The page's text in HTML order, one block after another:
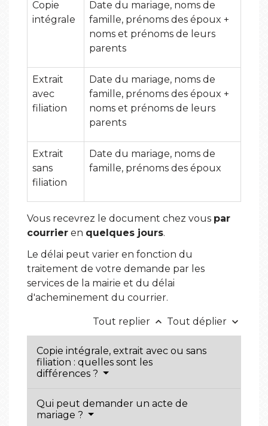
Copie
intégrale
Date du mariage, noms de
famille, prénoms des époux +
noms et prénoms de leurs
parents
Extrait
avec
filiation
Date du mariage, noms de
famille, prénoms des époux +
noms et prénoms de leurs
parents
Extrait
sans
filiation
Date du mariage, noms de
famille, prénoms des époux
Vous recevrez le document chez vous par
courrier en quelques jours.
Le délai peut varier en fonction du
traitement de votre demande par les
services de la mairie et du délai
d'acheminement du courrier.
Tout replier keyboard_arrow_up Tout déplier keyboard_arrow_down
Copie intégrale, extrait avec ou sans
filiation : quelles sont les
différences ?
Qui peut demander un acte de
mariage ?